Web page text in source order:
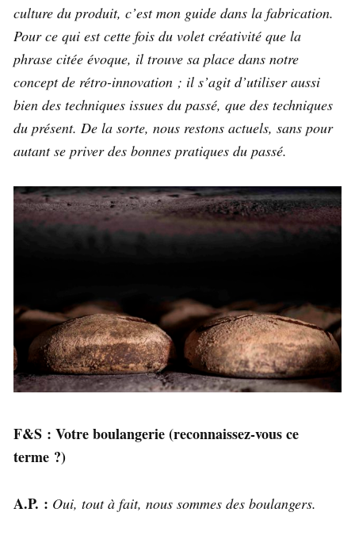
culture du produit, c’est mon guide dans la fabrication.
Pour ce qui est cette fois du volet créativité que la
phrase citée évoque, il trouve sa place dans notre
concept de rétro-innovation ; il s’agit d’utiliser aussi
bien des techniques issues du passé, que des techniques
du présent. De la sorte, nous restons actuels, sans pour
autant se priver des bonnes pratiques du passé.
F&S : Votre boulangerie (reconnaissez-vous ce
terme ?)
A.P. : Oui, tout à fait, nous sommes des boulangers.